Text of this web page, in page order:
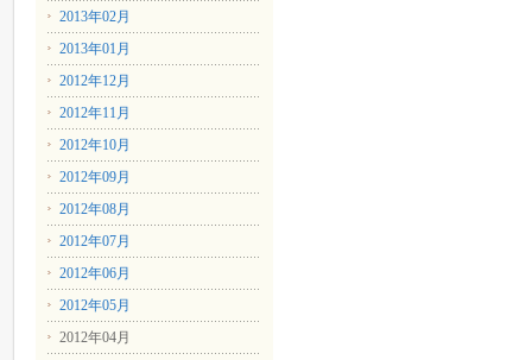
2013年02月
2013年01月
2012年12月
2012年11月
2012年10月
2012年09月
2012年08月
2012年07月
2012年06月
2012年05月
2012年04月